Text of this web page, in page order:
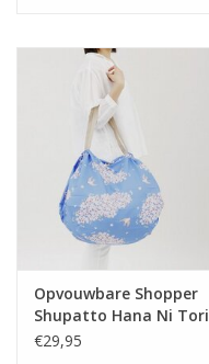
Opvouwbare Shopper
Shupatto Hana Ni Tori
L
€29,95